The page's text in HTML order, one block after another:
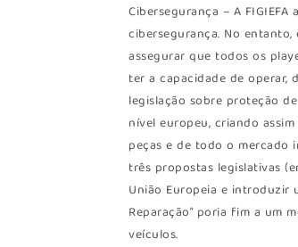
Cibersegurança – A
cibersegurança. No entanto,
assegurar que todos os
ter a capacidade de operar,
legislação sobre proteção
nível europeu, criando
peças e de todo o mercado
três propostas legislativas
União Europeia e introduzir
Reparação” poria fim a um
veículos.